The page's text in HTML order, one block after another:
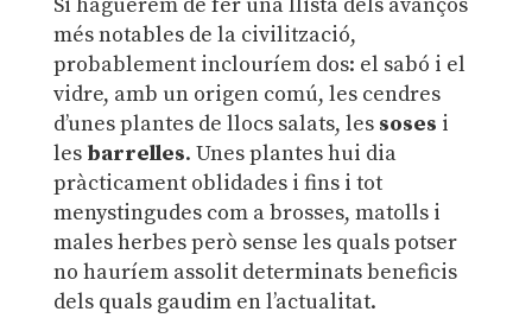
Si haguérem de fer una llista dels avanços
més notables de la civilització,
probablement inclouríem dos: el sabó i el
vidre, amb un origen comú, les cendres
d’unes plantes de llocs salats, les soses i
les barrelles. Unes plantes hui dia
pràcticament oblidades i fins i tot
menystingudes com a brosses, matolls i
males herbes però sense les quals potser
no hauríem assolit determinats beneficis
dels quals gaudim en l’actualitat.